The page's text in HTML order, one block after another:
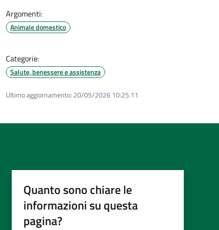
Argomenti:
Animale domestico
Categorie:
Salute, benessere e assistenza
Ultimo aggiornamento: 20/05/2026 10:25.11
Quanto sono chiare le
informazioni su questa
pagina?